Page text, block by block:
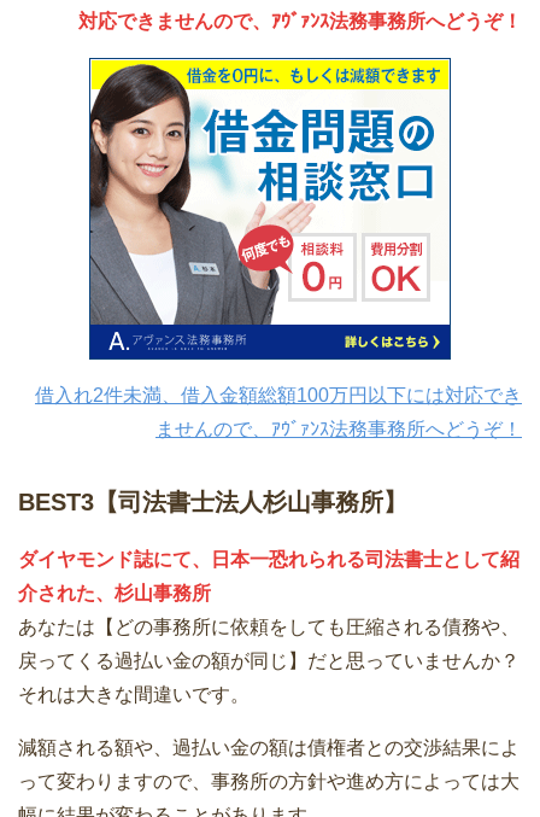
対応できませんので、ｱｳﾞｧﾝｽ法務事務所へどうぞ！
借入れ2件未満、借入金額総額100万円以下には対応でき
ませんので、ｱｳﾞｧﾝｽ法務事務所へどうぞ！
BEST3【司法書士法人杉山事務所】
ダイヤモンド誌にて、日本一恐れられる司法書士として紹
介された、杉山事務所
あなたは【どの事務所に依頼をしても圧縮される債務や、
戻ってくる過払い金の額が同じ】だと思っていませんか？
それは大きな間違いです。
減額される額や、過払い金の額は債権者との交渉結果によ
って変わりますので、事務所の方針や進め方によっては大